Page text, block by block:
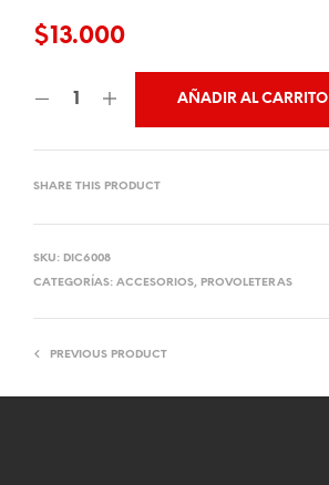
$13.000
AÑADIR AL CARRITO
SHARE THIS PRODUCT
SKU: DIC6008
CATEGORÍAS: ACCESORIOS, PROVOLETERAS
PREVIOUS PRODUCT